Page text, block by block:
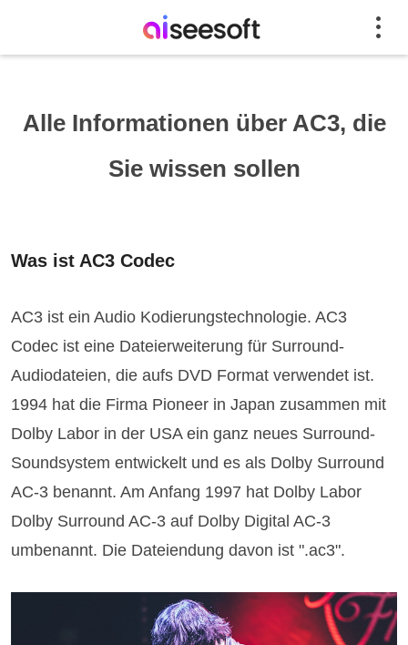
Alle Informationen über AC3, die
Sie wissen sollen
Was ist AC3 Codec
AC3 ist ein Audio Kodierungstechnologie. AC3
Codec ist eine Dateierweiterung für Surround-
Audiodateien, die aufs DVD Format verwendet ist.
1994 hat die Firma Pioneer in Japan zusammen mit
Dolby Labor in der USA ein ganz neues Surround-
Soundsystem entwickelt und es als Dolby Surround
AC-3 benannt. Am Anfang 1997 hat Dolby Labor
Dolby Surround AC-3 auf Dolby Digital AC-3
umbenannt. Die Dateiendung davon ist ".ac3".